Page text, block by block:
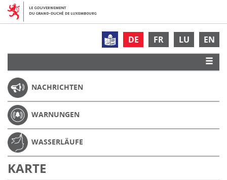
DE FR LU EN
NACHRICHTEN
WARNUNGEN
WASSERLÄUFE
KARTE